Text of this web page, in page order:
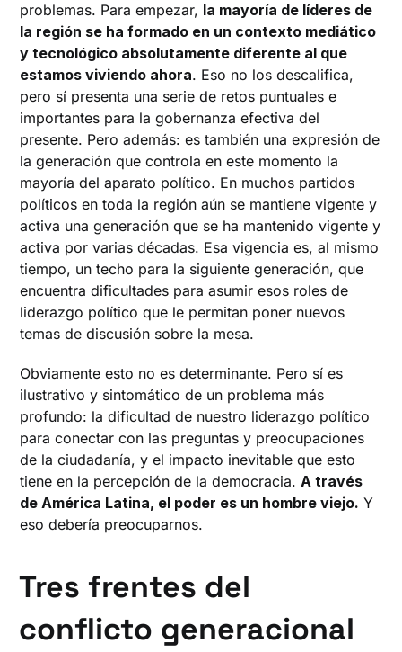
problemas. Para empezar, la mayoría de líderes de
la región se ha formado en un contexto mediático
y tecnológico absolutamente diferente al que
estamos viviendo ahora. Eso no los descalifica,
pero sí presenta una serie de retos puntuales e
importantes para la gobernanza efectiva del
presente. Pero además: es también una expresión de
la generación que controla en este momento la
mayoría del aparato político. En muchos partidos
políticos en toda la región aún se mantiene vigente y
activa una generación que se ha mantenido vigente y
activa por varias décadas. Esa vigencia es, al mismo
tiempo, un techo para la siguiente generación, que
encuentra dificultades para asumir esos roles de
liderazgo político que le permitan poner nuevos
temas de discusión sobre la mesa.
Obviamente esto no es determinante. Pero sí es
ilustrativo y sintomático de un problema más
profundo: la dificultad de nuestro liderazgo político
para conectar con las preguntas y preocupaciones
de la ciudadanía, y el impacto inevitable que esto
tiene en la percepción de la democracia.A través
de América Latina, el poder es un hombre viejo. Y
eso debería preocuparnos.
Tres frentes del
conflicto generacional